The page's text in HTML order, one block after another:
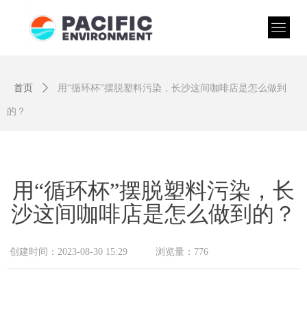
用“循环杯”摆脱塑料污染，长
沙这间咖啡店是怎么做到的？
创建时间： 2023-08-30 15:29 浏览量： 776
首页 ꄲ 用“循环杯”摆脱塑料污染，长沙这间咖啡店是怎么做到
的？